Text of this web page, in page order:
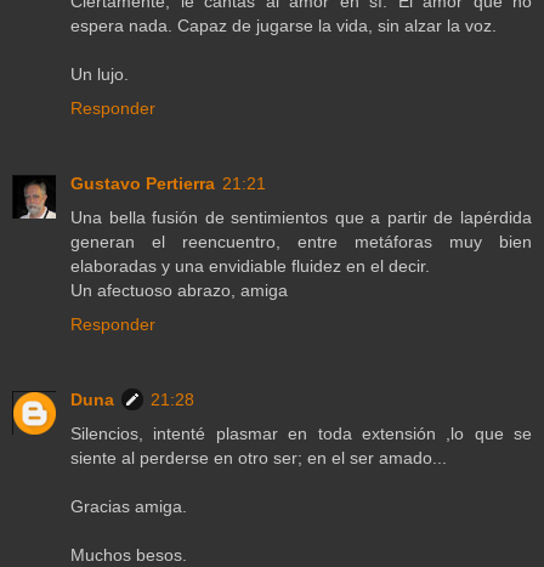
espera nada. Capaz de jugarse la vida, sin alzar la voz.
Un lujo.
Responder
Gustavo Pertierra 21:21
Una bella fusión de sentimientos que a partir de lapérdida
generan el reencuentro, entre metáforas muy bien
elaboradas y una envidiable fluidez en el decir.
Un afectuoso abrazo, amiga
Responder
Duna
21:28
Silencios, intenté plasmar en toda extensión ,lo que se
siente al perderse en otro ser; en el ser amado...
Gracias amiga.
Muchos besos.